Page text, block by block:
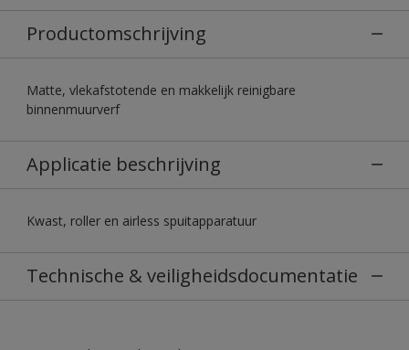
Productomschrijving
Matte, vlekafstotende en makkelijk reinigbare
binnenmuurverf
Applicatie beschrijving
Kwast, roller en airless spuitapparatuur
Technische & veiligheidsdocumentatie